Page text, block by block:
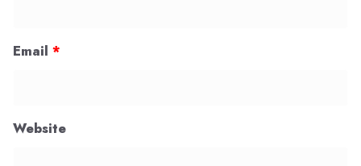
Email *
Website